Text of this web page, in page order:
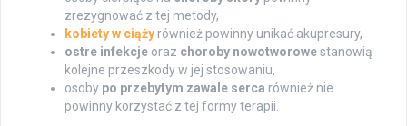
zrezygnować z tej metody,
kobiety w ciąży również powinny unikać akupresury,
ostre infekcje oraz choroby nowotworowestanowią
kolejne przeszkody w jej stosowaniu,
osoby po przebytym zawale serca również nie
powinny korzystać z tej formy terapii.